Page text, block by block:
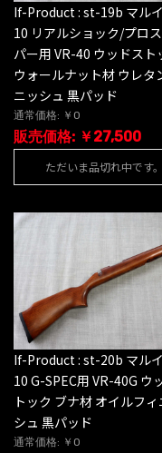
If-Product : st-19b マル
10 リアルショック/プロ
パー用 VR-40 ウッドスト
ウォールナット材 ウレタ
ニッシュ 黒パッド
通常価格: ￥0
販売価格: ￥27,500
ただいま品切れ中です。
If-Product : st-20b マル
10 G-SPEC用 VR-40G ウ
トック ブナ材 オイルフィ
シュ 黒パッド
通常価格: ￥0